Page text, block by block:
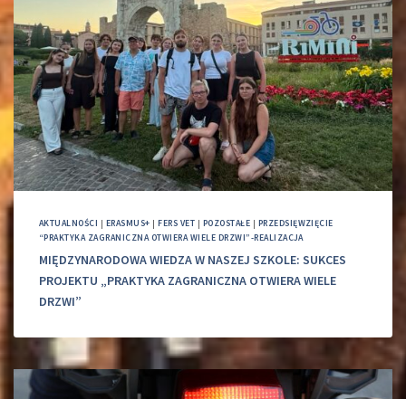
AKTUALNOŚCI | ERASMUS+ |FERS VET | POZOSTAŁE | PRZEDSIĘWZIĘCIE
“PRAKTYKA ZAGRANICZNA OTWIERA WIELE DRZWI”-REALIZACJA
MIĘDZYNARODOWA WIEDZA W NASZEJ SZKOLE: SUKCES
PROJEKTU „PRAKTYKA ZAGRANICZNA OTWIERA WIELE
DRZWI”